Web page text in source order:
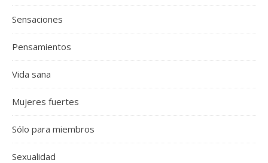
Sensaciones
Pensamientos
Vida sana
Mujeres fuertes
Sólo para miembros
Sexualidad